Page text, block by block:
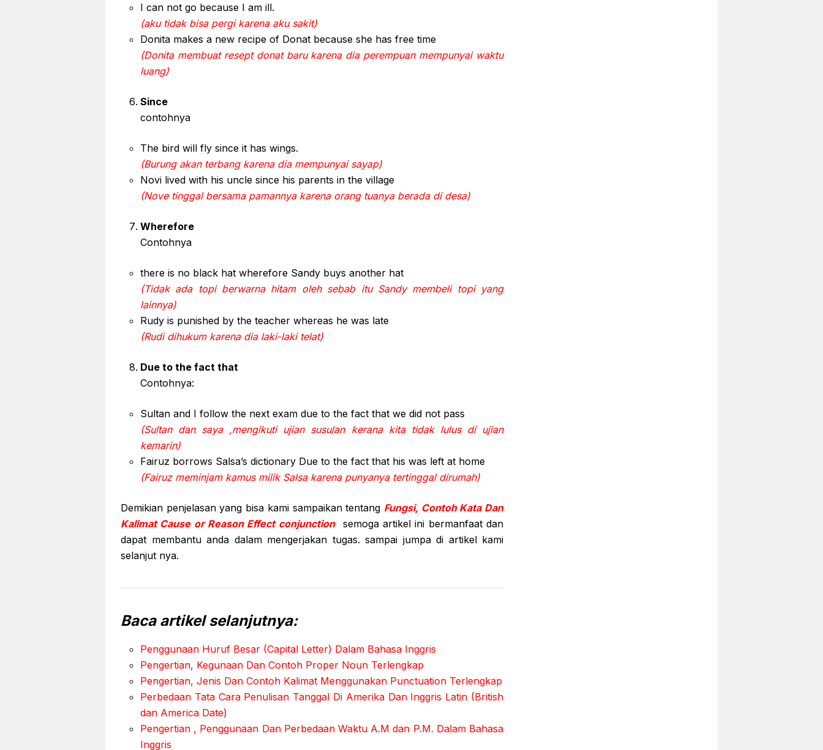
I can not go because I am ill.
(aku tidak bisa pergi karena aku sakit)
Donita makes a new recipe of Donat because she has free time
(Donita membuat resept donat baru karena dia perempuan mempunyai waktu
luang)
Since
contohnya
The bird will fly since it has wings.
(Burung akan terbang karena dia mempunyai sayap)
Novi lived with his uncle since his parents in the village
(Nove tinggal bersama pamannya karena orang tuanya berada di desa)
Wherefore
Contohnya
there is no black hat wherefore Sandy buys another hat
(Tidak ada topi berwarna hitam oleh sebab itu Sandy membeli topi yang
lainnya)
Rudy is punished by the teacher whereas he was late
(Rudi dihukum karena dia laki-laki telat)
Due to the fact that
Contohnya:
Sultan and I follow the next exam due to the fact that we did not pass
(Sultan dan saya ,mengikuti ujian susulan kerana kita tidak lulus di ujian
kemarin)
Fairuz borrows Salsa’s dictionary Due to the fact that his was left at home
(Fairuz meminjam kamus milik Salsa karena punyanya tertinggal dirumah)
Demikian penjelasan yang bisa kami sampaikan tentang Fungsi, Contoh Kata Dan
Kalimat Cause or Reason Effect conjunctionsemoga artikel ini bermanfaat dan
dapat membantu anda dalam mengerjakan tugas. sampai jumpa di artikel kami
selanjut nya.
Baca artikel selanjutnya:
Penggunaan Huruf Besar (Capital Letter) Dalam Bahasa Inggris
Pengertian, Kegunaan Dan Contoh Proper Noun Terlengkap
Pengertian, Jenis Dan Contoh Kalimat Menggunakan Punctuation Terlengkap
Perbedaan Tata Cara Penulisan Tanggal Di Amerika Dan Inggris Latin (British
dan America Date)
Pengertian , Penggunaan Dan Perbedaan Waktu A.M dan P.M. Dalam Bahasa
Inggris